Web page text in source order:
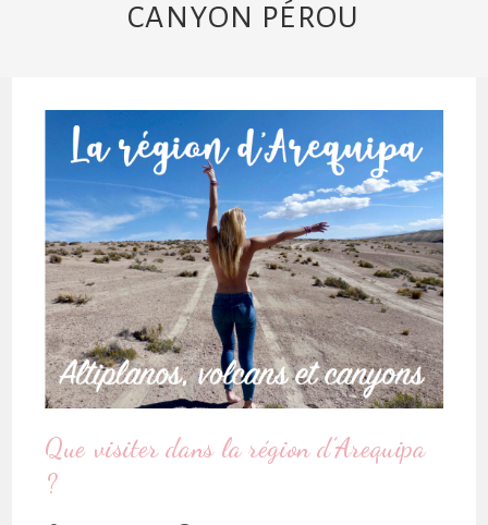
CANYON PÉROU
Que visiter dans la région d’Arequipa
?